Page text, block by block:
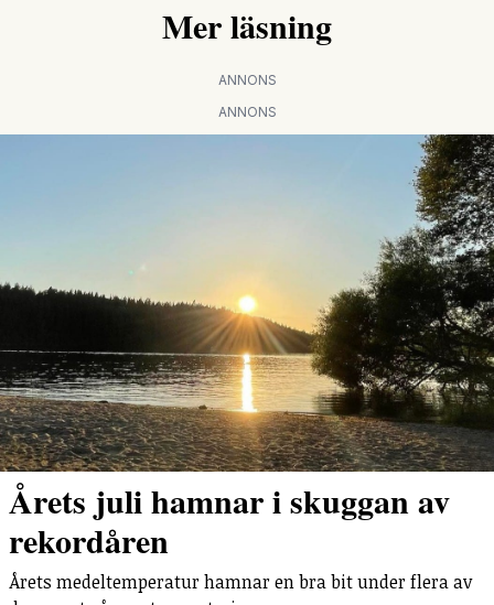
Mer läsning
ANNONS
ANNONS
Årets juli hamnar i skuggan av
rekordåren
Årets medeltemperatur hamnar en bra bit under flera av